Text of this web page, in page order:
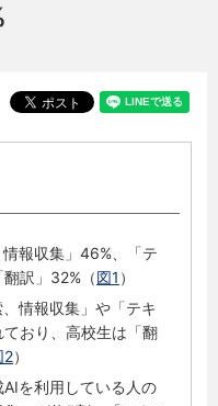
報収集」46%、「テ
訳」32%（図1 ）
情報収集」や「テキ
おり、高校生は「翻
2）
を利用している人の